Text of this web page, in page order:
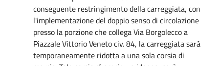
conseguente restringimento della carreggiata, con
l'implementazione del doppio senso di circolazione
presso la porzione che collega Via Borgolecco a
Piazzale Vittorio Veneto civ. 84, la carreggiata sarà
temporaneamente ridotta a una sola corsia di